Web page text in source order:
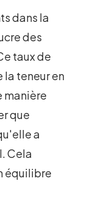
dans la
des
taux de
la teneur en
manière
que
a
Cela
équilibre